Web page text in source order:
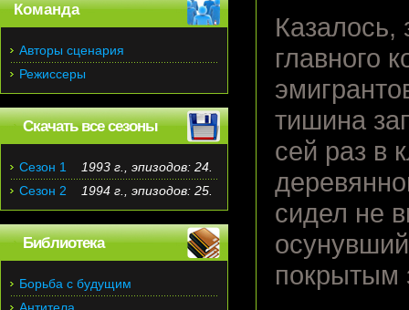
главного
тишина
сей раз в
сидел не
покрытым
Команда
Авторы сценария
Режиссеры
Скачать все сезоны
Сезон 1
1993 г., эпизодов: 24.
Сезон 2
1994 г., эпизодов: 25.
Библиотека
Борьба с будущим